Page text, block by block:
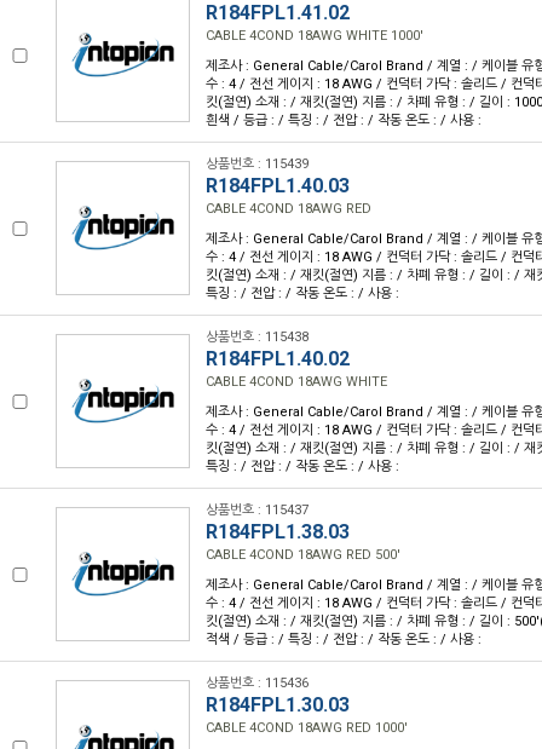
R184FPL1.41.02
CABLE 4COND 18AWG WHITE 1000'
제조사 : General Cable/Carol Brand / 계열 : / 케이블 유
수 : 4 / 전선 게이지 : 18 AWG / 컨덕터 가닥 : 솔리드 / 컨덕
킷(절연) 소재 : / 재킷(절연) 지름 : / 차폐 유형 : / 길이 :
흰색 / 등급 : / 특징 : / 전압 : / 작동 온도 : / 사용 :
상품번호 : 115439
R184FPL1.40.03
CABLE 4COND 18AWG RED
제조사 : General Cable/Carol Brand / 계열 : / 케이블 유
수 : 4 / 전선 게이지 : 18 AWG / 컨덕터 가닥 : 솔리드 / 컨덕
킷(절연) 소재 : / 재킷(절연) 지름 : / 차폐 유형 : / 길이 : / 재
특징 : / 전압 : / 작동 온도 : / 사용 :
상품번호 : 115438
R184FPL1.40.02
CABLE 4COND 18AWG WHITE
제조사 : General Cable/Carol Brand / 계열 : / 케이블 유
수 : 4 / 전선 게이지 : 18 AWG / 컨덕터 가닥 : 솔리드 / 컨덕
킷(절연) 소재 : / 재킷(절연) 지름 : / 차폐 유형 : / 길이 : / 재
특징 : / 전압 : / 작동 온도 : / 사용 :
상품번호 : 115437
R184FPL1.38.03
CABLE 4COND 18AWG RED 500'
제조사 : General Cable/Carol Brand / 계열 : / 케이블 유
수 : 4 / 전선 게이지 : 18 AWG / 컨덕터 가닥 : 솔리드 / 컨덕
킷(절연) 소재 : / 재킷(절연) 지름 : / 차폐 유형 : / 길이 :
적색 / 등급 : / 특징 : / 전압 : / 작동 온도 : / 사용 :
상품번호 : 115436
R184FPL1.30.03
CABLE 4COND 18AWG RED 1000'